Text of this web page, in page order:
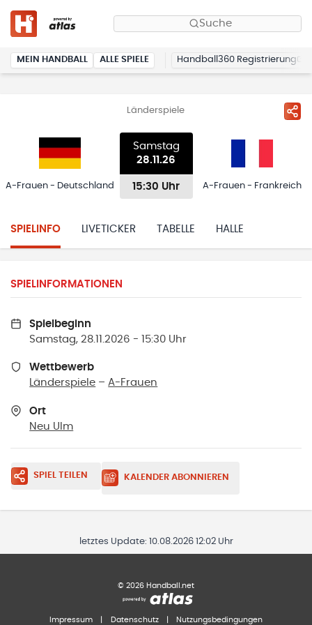
Suche
MEIN HANDBALL ALLE SPIELE Handball360 Registrierung
Länderspiele
A-Frauen - Deutschland
Samstag
28.11.26
15:30 Uhr A-Frauen - Frankreich
SPIELINFO LIVETICKER TABELLE HALLE
SPIELINFORMATIONEN
Spielbeginn
Samstag, 28.11.2026 - 15:30 Uhr
Wettbewerb
Länderspiele –A-Frauen
Ort
Neu Ulm
SPIEL TEILEN KALENDER ABONNIEREN
letztes Update: 10.08.2026 12:02 Uhr
© 2026 Handball.net
Impressum Datenschutz Nutzungsbedingungen